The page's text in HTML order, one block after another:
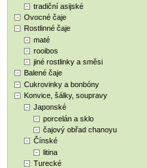
tradiční asijské
Ovocné čaje
Rostlinné čaje
maté
rooibos
jiné rostlinky a směsi
Balené čaje
Cukrovinky a bonbóny
Konvice, šálky, soupravy
Japonské
porcelán a sklo
čajový obřad chanoyu
Čínské
litina
Turecké